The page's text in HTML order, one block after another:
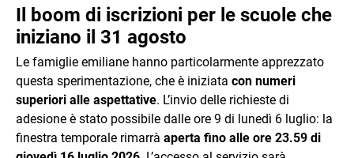
Il boom di iscrizioni per le scuole che
iniziano il 31 agosto
Le famiglie emiliane hanno particolarmente apprezzato
questa sperimentazione, che è iniziata con numeri
superiori alle aspettative. L’invio delle richieste di
adesione è stato possibile dalle ore 9 di lunedì 6 luglio: la
finestra temporale rimarrà aperta fino alle ore 23.59 di